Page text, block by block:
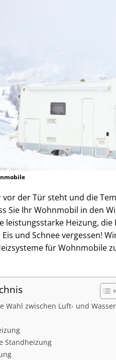
vor der Tür steht und die
Sie Ihr Wohnmobil in den
leistungsstarke Heizung,
und Schnee vergessen!
für Wohnmobile
Wahl zwischen Luft- und Wasser
Standheizung